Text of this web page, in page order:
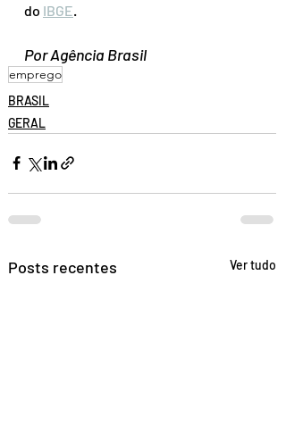
do IBGE.
Por Agência Brasil
emprego
BRASIL
GERAL
Posts recentes Ver tudo